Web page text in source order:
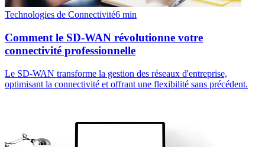
Technologies de Connectivité6 min
Comment le SD-WAN révolutionne votre
connectivité professionnelle
Le SD-WAN transforme la gestion des réseaux d'entreprise,
optimisant la connectivité et offrant une flexibilité sans précédent.